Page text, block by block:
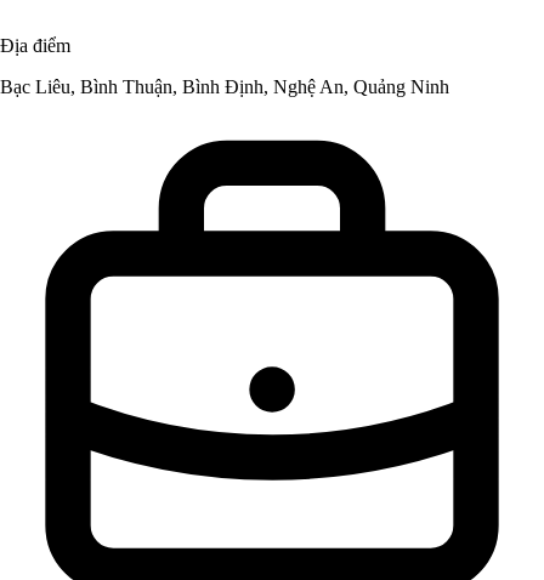
Địa điểm
Bạc Liêu, Bình Thuận, Bình Định, Nghệ An, Quảng Ninh